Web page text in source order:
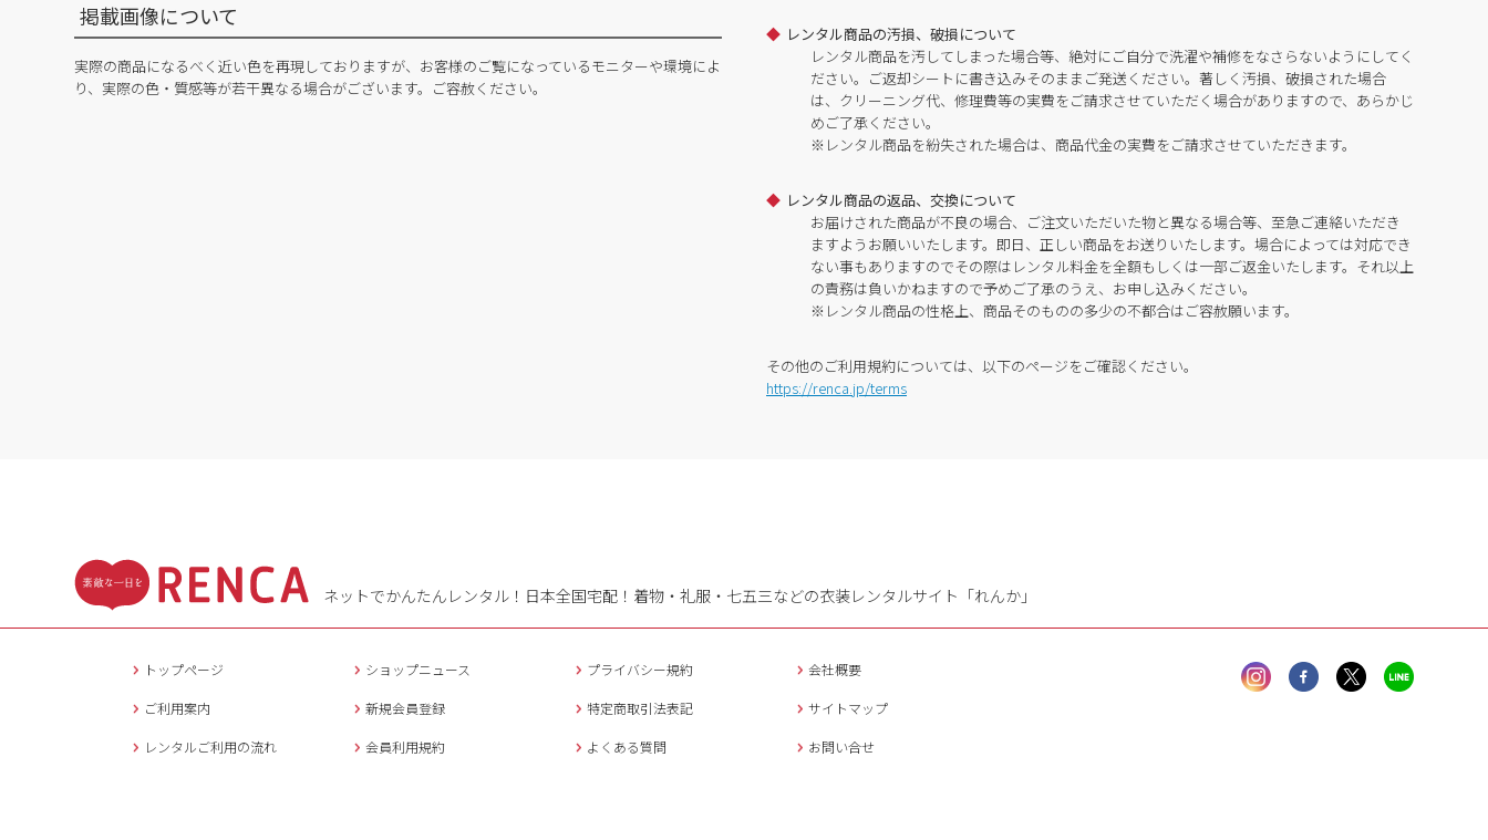
掲載画像について
実際の商品になるべく近い色を再現しておりますが、お客様のご覧になっているモニターや環境によ
り、実際の色・質感等が若干異なる場合がございます。ご容赦ください。
レンタル商品の汚損、破損について
レンタル商品を汚してしまった場合等、絶対にご自分で洗濯や補修をなさらないようにしてく
ださい。ご返却シートに書き込みそのままご発送ください。著しく汚損、破損された場合
は、クリーニング代、修理費等の実費をご請求させていただく場合がありますので、あらかじ
めご了承ください。
※レンタル商品を紛失された場合は、商品代金の実費をご請求させていただきます。
レンタル商品の返品、交換について
お届けされた商品が不良の場合、ご注文いただいた物と異なる場合等、至急ご連絡いただき
ますようお願いいたします。即日、正しい商品をお送りいたします。場合によっては対応でき
ない事もありますのでその際はレンタル料金を全額もしくは一部ご返金いたします。それ以上
の責務は負いかねますので予めご了承のうえ、お申し込みください。
※レンタル商品の性格上、商品そのものの多少の不都合はご容赦願います。
その他のご利用規約については、以下のページをご確認ください。
https://renca.jp/terms
ネットでかんたんレンタル！日本全国宅配！ 着物・礼服・七五三などの衣装レンタルサイト「れんか」
トップページ ショップニュース プライバシー規約 会社概要
ご利用案内 新規会員登録 特定商取引法表記 サイトマップ
レンタルご利用の流れ 会員利用規約 よくある質問 お問い合せ